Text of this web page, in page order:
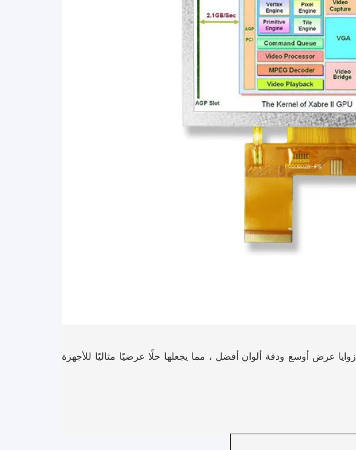
5توفر شاشة TFT LCD ذات حجم 0.0 بوصة مع تقنية IPS زوايا عرض أوسع ودقة ألوان أفضل ، مما يجعلها حلًا عرضيًا مثاليًا للأجهزة